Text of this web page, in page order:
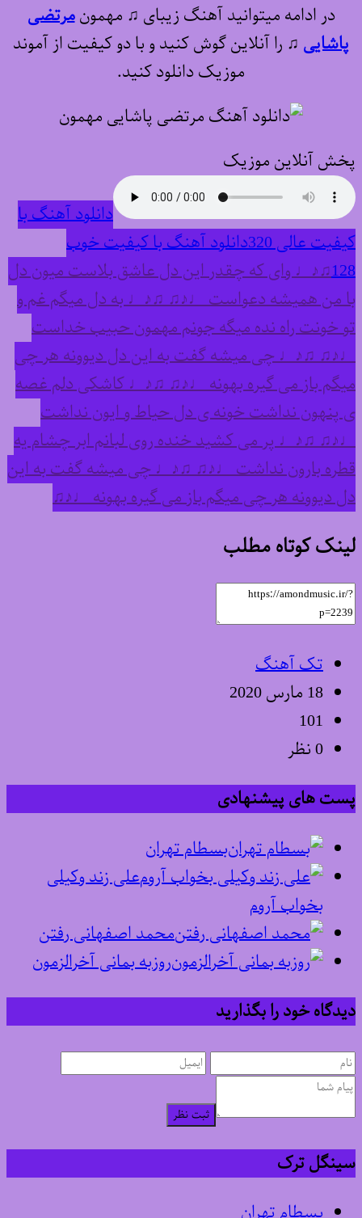
در ادامه میتوانید آهنگ زیبای ♫ مهمونمرتضی
پاشایی ♫ را آنلاین گوش کنید و با دو کیفیت از آموند
موزیک دانلود کنید.
پخش آنلاین موزیک
دانلود آهنگ با
کیفیت عالی 320
دانلود آهنگ با کیفیت خوب
128♫♪♩ وای که چقدر این دل عاشق بلاست میون دل
با من همیشه دعواست ♩♪♫ ♫♪♩ به دل میگم غم و
تو خونت راه نده میگه جونم مهمون حبیب خداست
♩♪♫ ♫♪♩ چی میشه گفت به این دل دیوونه هر چی
میگم باز می گیره بهونه ♩♪♫ ♫♪♩ کاشکی دلم غصه
ی پنهون نداشت خونه ی دل حیاط و ایون نداشت
♩♪♫ ♫♪♩ پر می کشید خنده روی لبانم ابر چشام یه
قطره بارون نداشت ♩♪♫ ♫♪♩ چی میشه گفت به این
دل دیوونه هر چی میگم باز می گیره بهونه ♩♪♫
لینک کوتاه مطلب
تک آهنگ
18 مارس 2020
101
0 نظر
پست های پیشنهادی
بسطام تهران
علی زند وکیلی
بخواب آروم
محمد اصفهانی رفتن
روزبه بمانی آخرالزمون
دیدگاه خود را بگذارید
ثبت نظر
سینگل ترک